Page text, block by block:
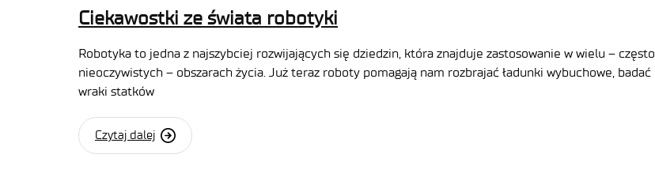
Ciekawostki ze świata robotyki
Robotyka to jedna z najszybciej rozwijających się dziedzin, która znajduje zastosowanie w wielu – często
nieoczywistych – obszarach życia. Już teraz roboty pomagają nam rozbrajać ładunki wybuchowe, badać
wraki statków
Czytaj dalej